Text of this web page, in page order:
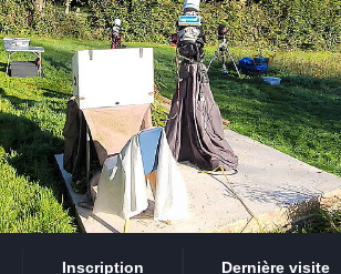
Inscription
Dernière visite